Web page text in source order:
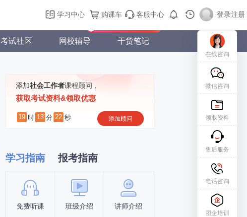
购课车 登录/注册
学习中心 购课车 客服中心 登录|注册
考试社区 网校辅导 干货笔记
添加社会工作者课程顾问，
获取考试资料&领取优惠
19 时 13 分 21 秒 添加顾问
学习指南 报考指南
免费听课 班级介绍 讲师介绍 报名时间
在线咨询
微信咨询
领取资料
售后服务
电话咨询
团企培训